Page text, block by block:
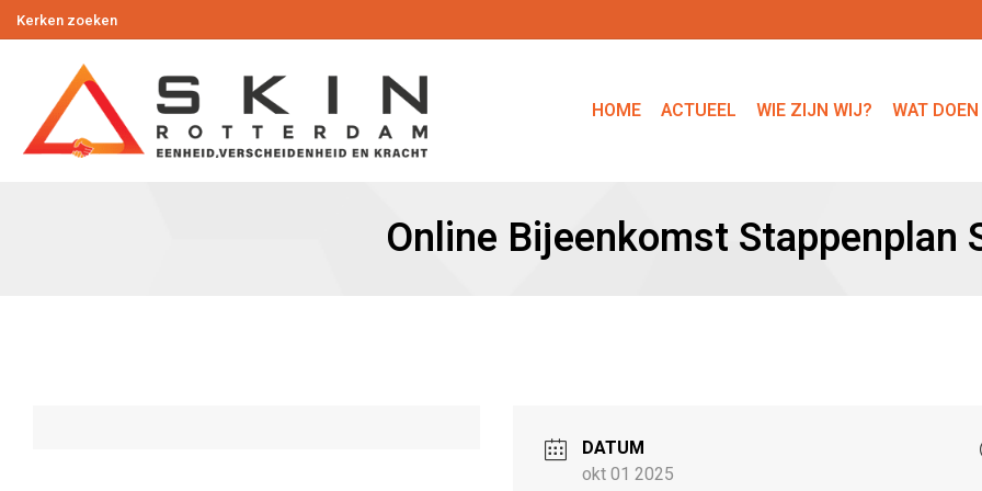
Kerken zoeken
HOME ACTUEEL WIE ZIJN WIJ? WAT
Online Bijeenkomst Stappenplan
DATUM
okt 01 2025